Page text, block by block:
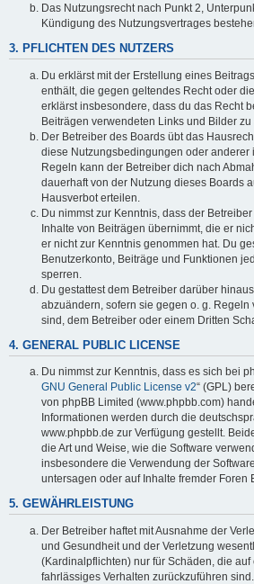
Das Nutzungsrecht nach Punkt 2,
Kündigung des Nutzungsvertrages
3. PFLICHTEN DES NUTZERS
Du erklärst mit der Erstellung eines
enthält, die gegen geltendes Recht oder
erklärst insbesondere, dass du das Recht
Beiträgen verwendeten Links und Bilder zu
Der Betreiber des Boards übt das
diese Nutzungsbedingungen oder anderer
Regeln kann der Betreiber dich nach
dauerhaft von der Nutzung dieses Boards
Hausverbot erteilen.
Du nimmst zur Kenntnis, dass der
Inhalte von Beiträgen übernimmt, die er
er nicht zur Kenntnis genommen hat. Du
Benutzerkonto, Beiträge und Funktionen
sperren.
Du gestattest dem Betreiber darüber
abzuändern, sofern sie gegen o. g.
sind, dem Betreiber oder einem Dritten
4. GENERAL PUBLIC LICENSE
Du nimmst zur Kenntnis, dass es sich bei
GNU General Public License v2“ (GPL)
von phpBB Limited (www.phpbb.com)
Informationen werden durch die
www.phpbb.de zur Verfügung gestellt.
die Art und Weise, wie die Software
insbesondere die Verwendung der
untersagen oder auf Inhalte fremder Foren
5. GEWÄHRLEISTUNG
Der Betreiber haftet mit Ausnahme der
und Gesundheit und der Verletzung
(Kardinalpflichten) nur für Schäden, die
fahrlässiges Verhalten zurückzuführen